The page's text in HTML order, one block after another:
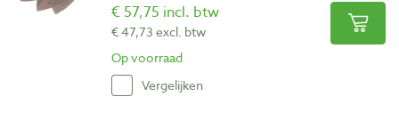
€ 57,75 incl. btw
€ 47,73 excl. btw
Op voorraad
Vergelijken